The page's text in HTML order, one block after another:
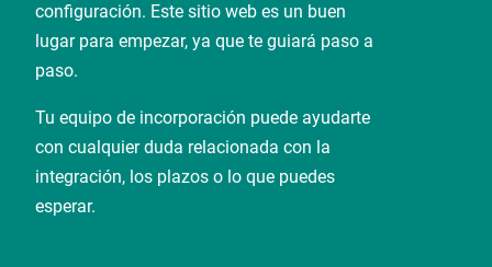
configuración. Este sitio web es un buen
lugar para empezar, ya que te guiará paso a
paso.
Tu equipo de incorporación puede ayudarte
con cualquier duda relacionada con la
integración, los plazos o lo que puedes
esperar.